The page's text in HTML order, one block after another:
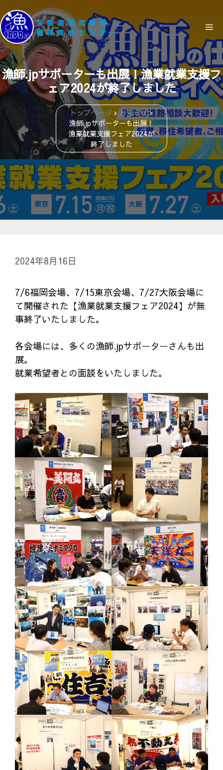
ン
テ
ン
ツ
へ
ス
ッ
メ
ニ
ュ
ー
漁師.jpサポーターも出展！漁業就業支援フ
ェア2024が終了しました
トップページ >お知らせ>
漁師.jpサポーターも出展！
漁業就業支援フェア2024が
終了しました
2024年8月16日
7/6福岡会場、7/15東京会場、7/27大阪会場に
て開催された【漁業就業支援フェア2024】が無
事終了いたしました。
各会場には、多くの漁師.jpサポーターさんも出
展。
就業希望者との面談をいたしました。